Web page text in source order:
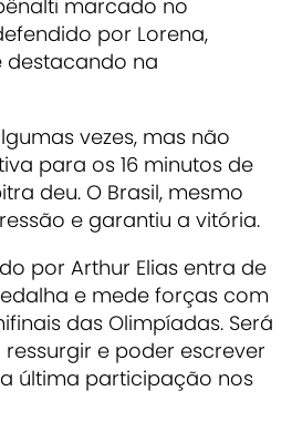
marcado no
por Lorena,
destacando na
vezes, mas não
para os 16 minutos de
deu. O Brasil, mesmo
e garantiu a vitória.
por Arthur Elias entra de
e mede forças com
das Olimpíadas. Será
e poder escrever
última participação nos